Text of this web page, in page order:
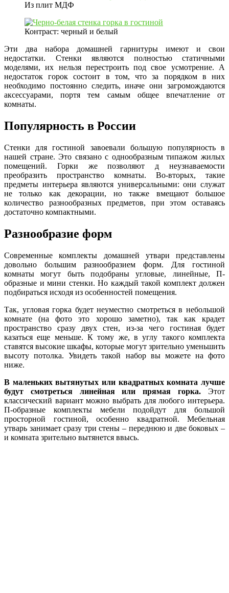
Из плит МДФ
Контраст: черный и белый
Эти два набора домашней гарнитуры имеют и свои
недостатки. Стенки являются полностью статичными
моделями, их нельзя перестроить под свое усмотрение. А
недостаток горок состоит в том, что за порядком в них
необходимо постоянно следить, иначе они загромождаются
аксессуарами, портя тем самым общее впечатление от
комнаты.
Популярность в России
Стенки для гостиной завоевали большую популярность в
нашей стране. Это связано с однообразным типажом жилых
помещений. Горки же позволяют д неузнаваемости
преобразить пространство комнаты. Во-вторых, такие
предметы интерьера являются универсальными: они служат
не только как декорации, но также вмещают большое
количество разнообразных предметов, при этом оставаясь
достаточно компактными.
Разнообразие форм
Современные комплекты домашней утвари представлены
довольно большим разнообразием форм. Для гостиной
комнаты могут быть подобраны угловые, линейные, П-
образные и мини стенки. Но каждый такой комплект должен
подбираться исходя из особенностей помещения.
Так, угловая горка будет неуместно смотреться в небольшой
комнате (на фото это хорошо заметно), так как крадет
пространство сразу двух стен, из-за чего гостиная будет
казаться еще меньше. К тому же, в углу такого комплекта
ставятся высокие шкафы, которые могут зрительно уменьшить
высоту потолка. Увидеть такой набор вы можете на фото
ниже.
В маленьких вытянутых или квадратных комната лучше
будут смотреться линейная или прямая горка. Этот
классический вариант можно выбрать для любого интерьера.
П-образные комплекты мебели подойдут для большой
просторной гостиной, особенно квадратной. Мебельная
утварь занимает сразу три стены – переднюю и две боковых –
и комната зрительно вытянется ввысь.